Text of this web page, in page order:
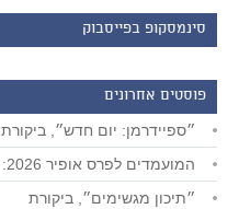
סינמסקופ בפייסבוק
פוסטים אחרונים
״ספיידרמן: יום חדש״, ביקורת
המועמדים לפרס אופיר 2026: ״עצמאות״ מוביל
״תיכון מגשימים״, ביקורת